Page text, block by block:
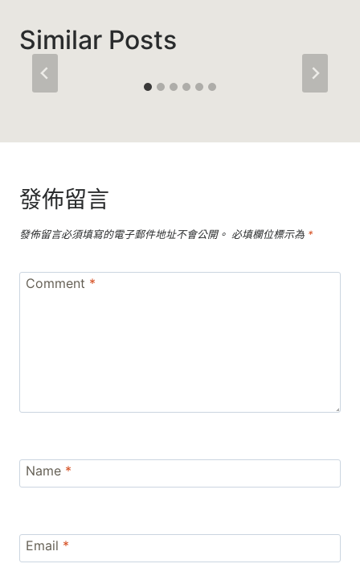
Similar Posts
發佈留言
發佈留言必須填寫的電子郵件地址不會公開。 必填欄位標示為 *
Comment *
Name *
Email *